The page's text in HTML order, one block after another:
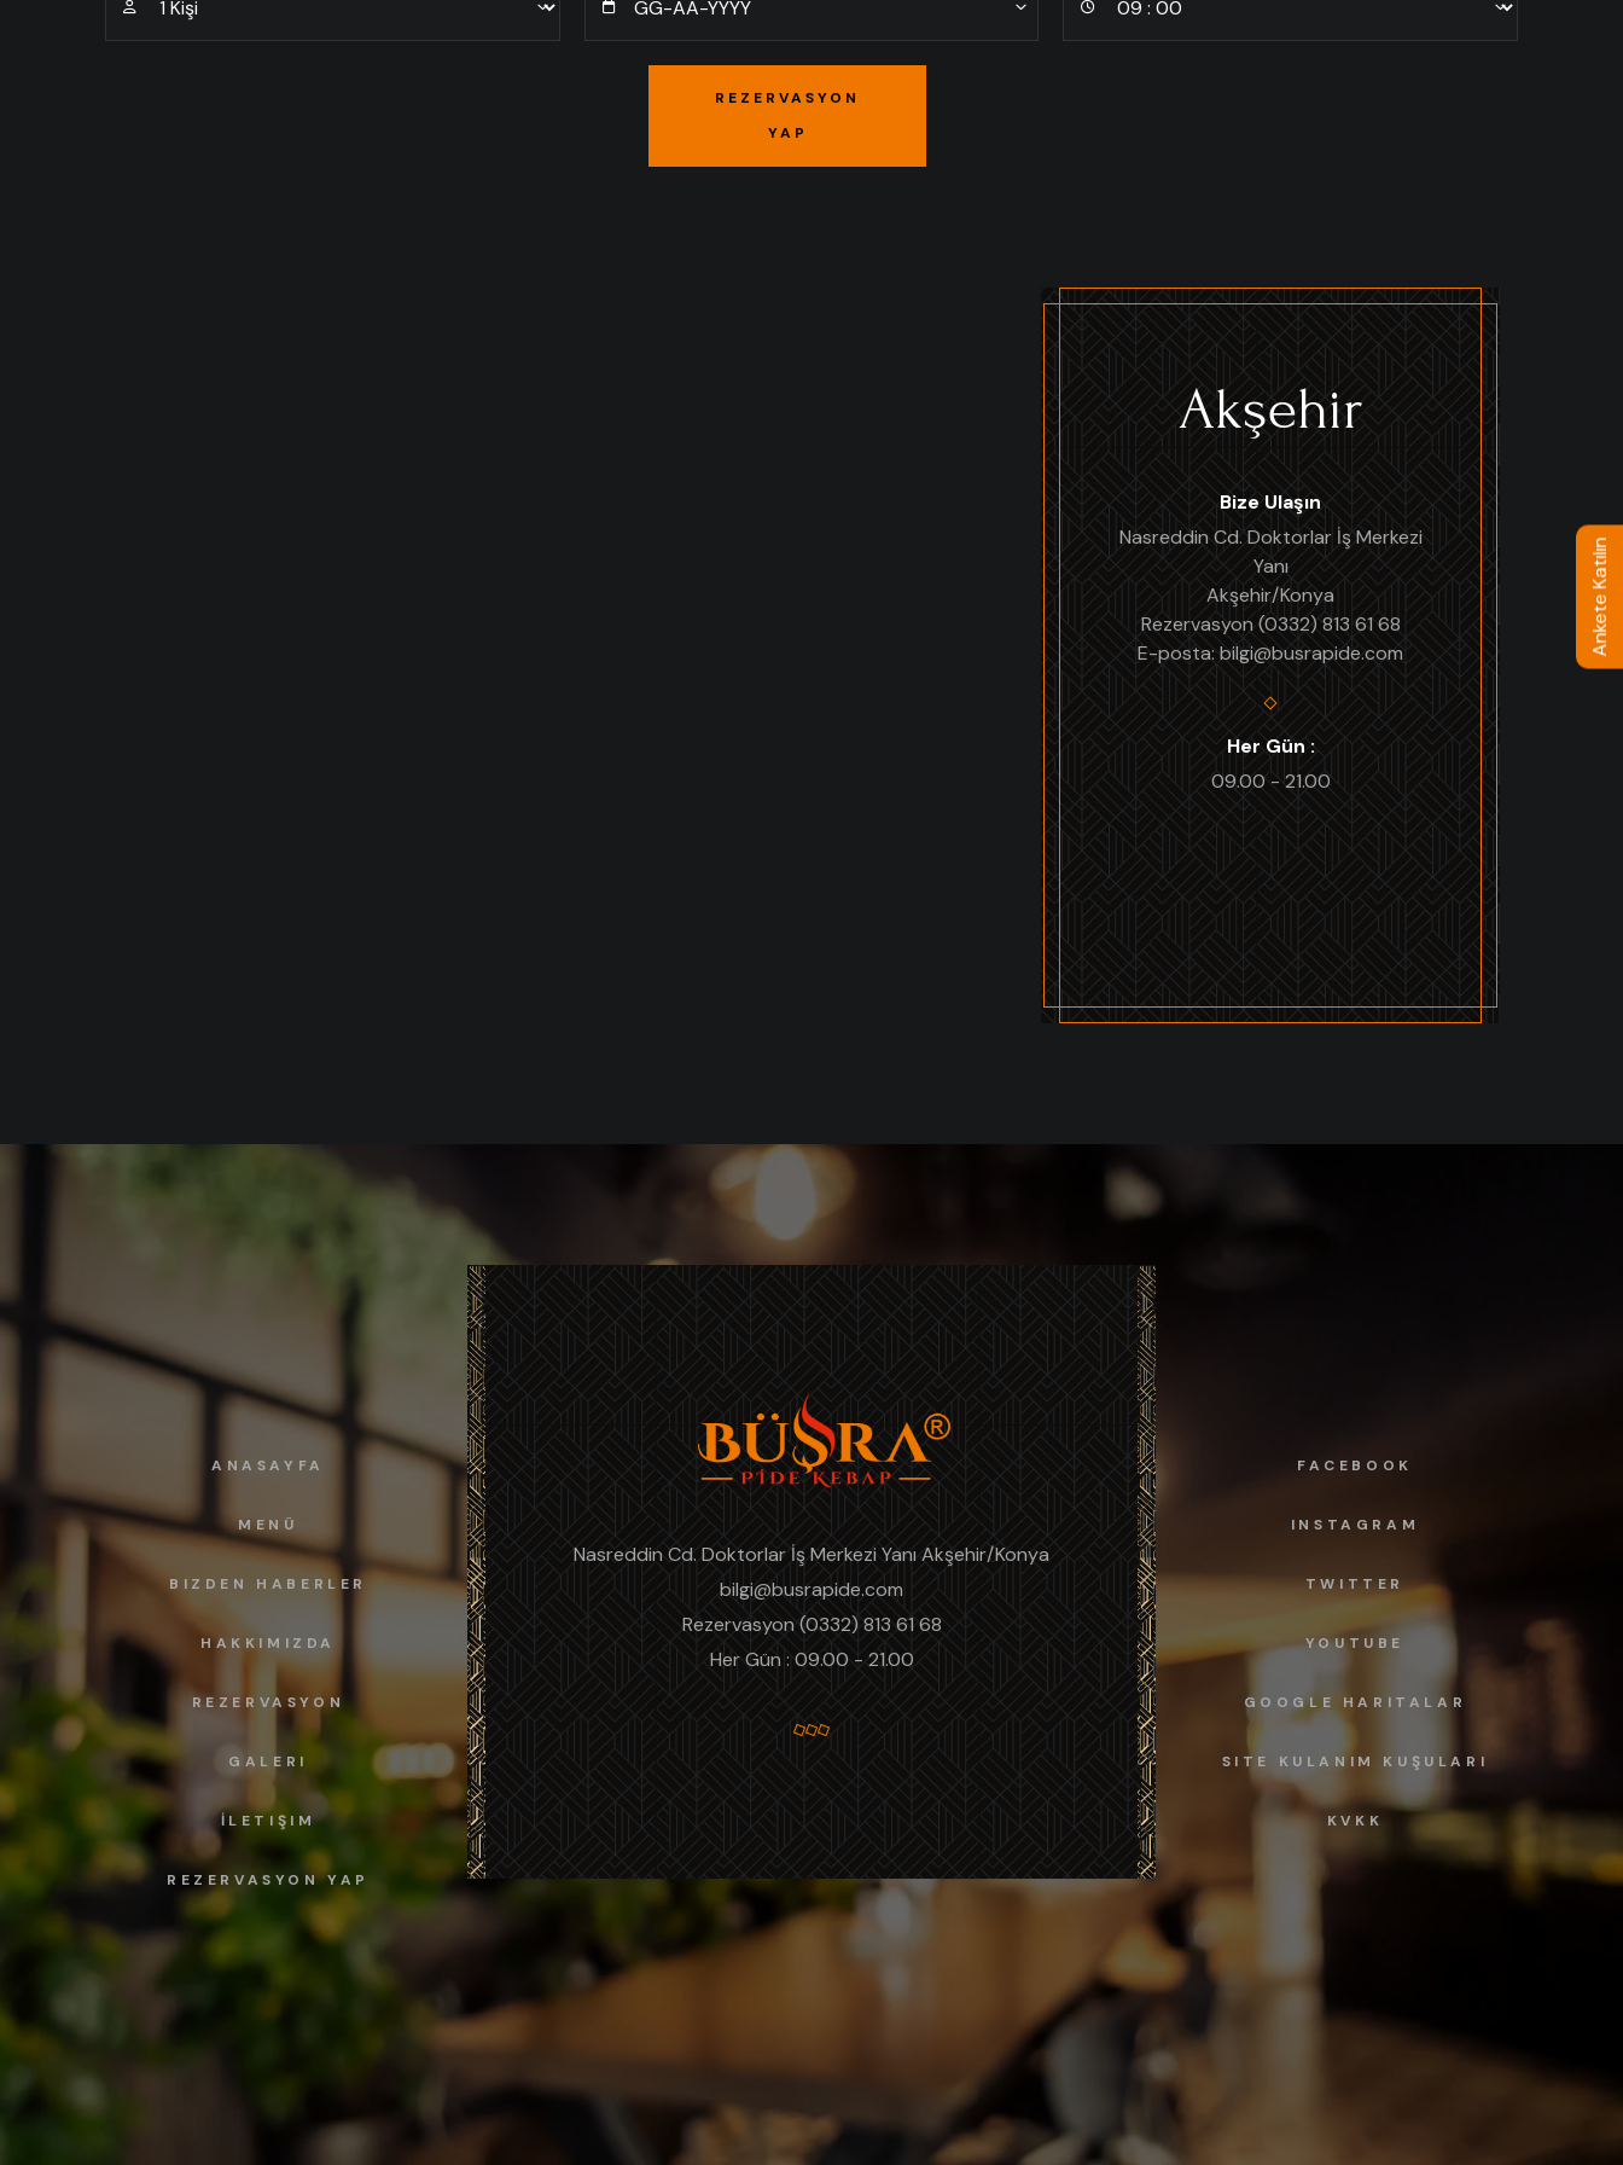
Ankete Katılın
REZERVASYON
YAP
REZERVASYON
Akşehir
Bize Ulaşın
Nasreddin Cd. Doktorlar İş Merkezi
Yanı
Akşehir/Konya
Rezervasyon (0332) 813 61 68
E-posta: bilgi@busrapide.com
Her Gün :
09.00 - 21.00
Nasreddin Cd. Doktorlar İş Merkezi Yanı Akşehir/Konya
bilgi@busrapide.com
Rezervasyon (0332) 813 61 68
Her Gün : 09.00 - 21.00
ANASAYFA
MENÜ
BIZDEN HABERLER
HAKKIMIZDA
REZERVASYON
GALERI
İLETIŞIM
REZERVASYON YAP
FACEBOOK
INSTAGRAM
TWITTER
YOUTUBE
GOOGLE HARITALAR
SITE KULANIM KUŞULARI
KVKK